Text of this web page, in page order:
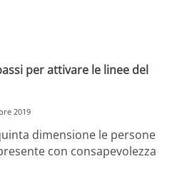
per attivare le linee del
2019
dimensione le persone
con consapevolezza